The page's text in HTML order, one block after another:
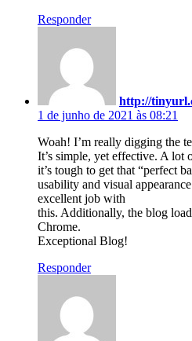
Responder
http://
1 de junho de 2021 às 08:21
Woah! I’m really digging the
It’s simple, yet effective. A lot
it’s tough to get that “perfect
usability and visual
excellent job with
this. Additionally, the blog
Chrome.
Exceptional Blog!
Responder